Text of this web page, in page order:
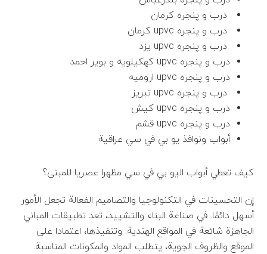
درب و پنجره کرمان
درب و پنجره upvc کرمان
درب و پنجره upvc یزد
درب و پنجره upvc کهکیلویه و بویر احمد
درب و پنجره upvc ارومیه
درب و پنجره upvc تبریز
درب و پنجره upvc کیش
درب و پنجره upvc قشم
أبواب ونوافذ يو بي في سي عراقية
كيف تعطي أبواب اليو بي في سي مظهرا عصريا للمبنى؟
إن التحسينات في التكنولوجيا والتصاميم الفعالة تجعل الأمور
أسهل دائمًا. في صناعة البناء والتشييد، تعد تطبيقات المباني
الجاهزة شائعة في المواقع الهندية. وتنفيذها، اعتمادا على
الموقع والظروف الجوية، يتطلب المواد والمكونات المناسبة.